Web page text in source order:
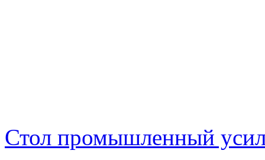
Стол промышленный